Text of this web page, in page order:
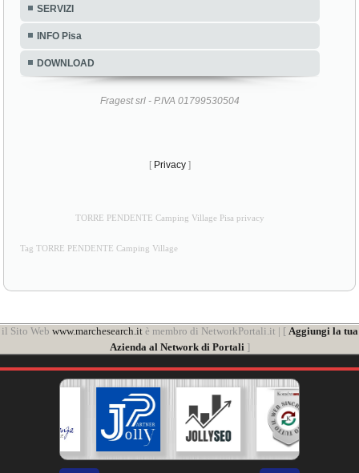
SERVIZI
INFO Pisa
DOWNLOAD
Fragest srl - P.IVA 01799530504
[ Privacy ]
TORRE PENDENTE Camping Village Pisa privacy
Tag TORRE PENDENTE Camping Village
il Sito Web www.marchesearch.itè membro di NetworkPortali.it | [ Aggiungi la tua
Azienda al Network di Portali ]